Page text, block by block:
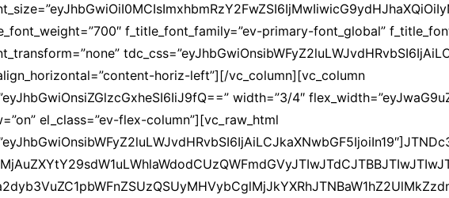
f_title_font_family=”ev-primary-font_global”
horiz-left”][/vc_column][vc_column
width=”3/4″
el_class=”ev-flex-column”][vc_raw_html